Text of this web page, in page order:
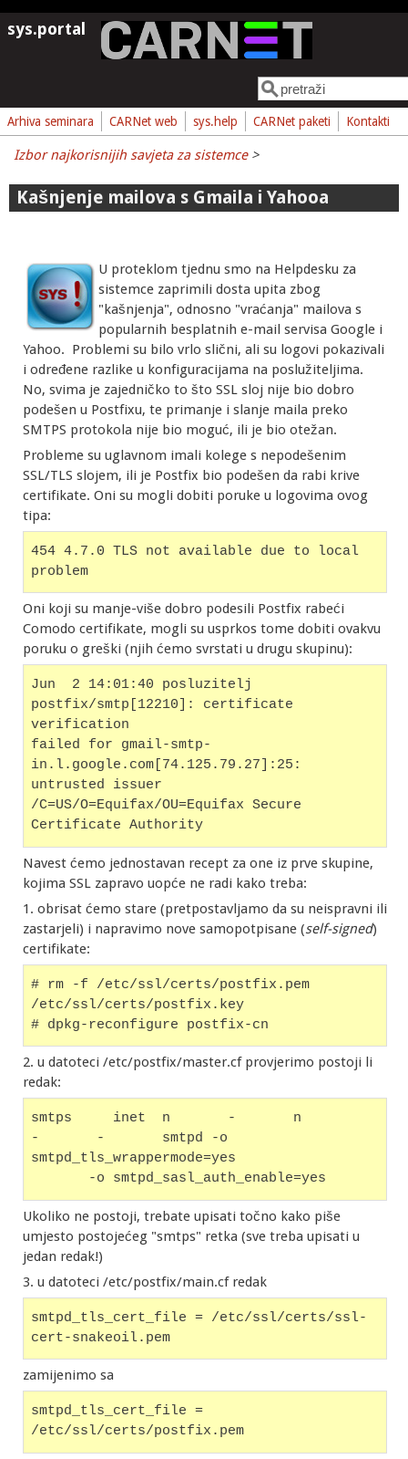
Skoči na glavni sadržaj
sys.portal
Obrazac pretrage
Pretraga
Arhiva seminara CARNet web sys.help CARNet paketi Kontakti
Izbor najkorisnijih savjeta za sistemce>
Kašnjenje mailova s Gmaila i Yahooa
U proteklom tjednu smo na Helpdesku za
sistemce zaprimili dosta upita zbog
"kašnjenja", odnosno "vraćanja" mailova s
popularnih besplatnih e-mail servisa Google i
Yahoo. Problemi su bilo vrlo slični, ali su logovi pokazivali
i određene razlike u konfiguracijama na poslužiteljima.
No, svima je zajedničko to što SSL sloj nije bio dobro
podešen u Postfixu, te primanje i slanje maila preko
SMTPS protokola nije bio moguć, ili je bio otežan.
Probleme su uglavnom imali kolege s nepodešenim
SSL/TLS slojem, ili je Postfix bio podešen da rabi krive
certifikate. Oni su mogli dobiti poruke u logovima ovog
tipa:
454 4.7.0 TLS not available due to local
problem
Oni koji su manje-više dobro podesili Postfix rabeći
Comodo certifikate, mogli su usprkos tome dobiti ovakvu
poruku o greški (njih ćemo svrstati u drugu skupinu):
Jun  2 14:01:40 posluzitelj
postfix/smtp[12210]: certificate
verification
failed for gmail-smtp-
in.l.google.com[74.125.79.27]:25:
untrusted issuer
/C=US/O=Equifax/OU=Equifax Secure
Certificate Authority
Navest ćemo jednostavan recept za one iz prve skupine,
kojima SSL zapravo uopće ne radi kako treba:
1. obrisat ćemo stare (pretpostavljamo da su neispravni ili
zastarjeli) i napravimo nove samopotpisane (self-signed)
certifikate:
# rm -f /etc/ssl/certs/postfix.pem
/etc/ssl/certs/postfix.key
# dpkg-reconfigure postfix-cn
2. u datoteci /etc/postfix/master.cf provjerimo postoji li
redak:
smtps     inet  n       -       n
-       -       smtpd -o
smtpd_tls_wrappermode=yes
       -o smtpd_sasl_auth_enable=yes
Ukoliko ne postoji, trebate upisati točno kako piše
umjesto postojećeg "smtps" retka (sve treba upisati u
jedan redak!)
3. u datoteci /etc/postfix/main.cf redak
smtpd_tls_cert_file = /etc/ssl/certs/ssl-
cert-snakeoil.pem
zamijenimo sa
smtpd_tls_cert_file =
/etc/ssl/certs/postfix.pem